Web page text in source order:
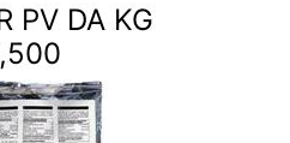
PV DA KG